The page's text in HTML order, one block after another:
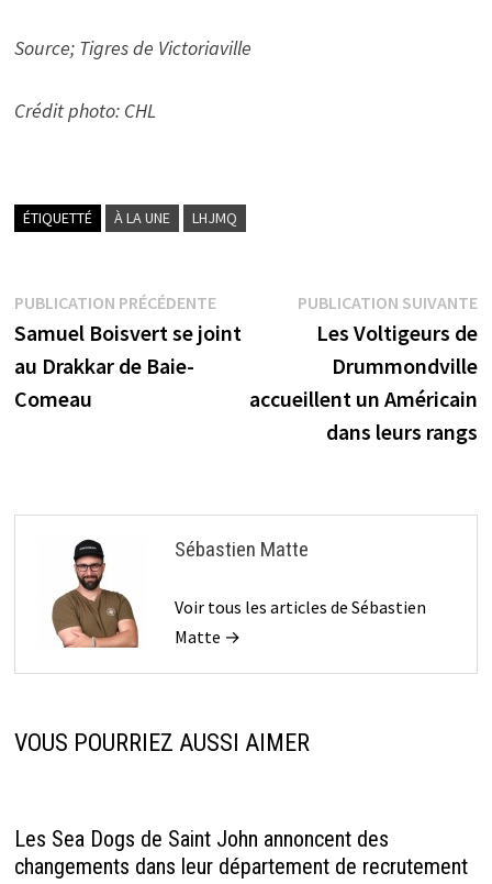
Source; Tigres de Victoriaville
Crédit photo: CHL
ÉTIQUETTÉ À LA UNE LHJMQ
Navigation
de
l’article
PUBLICATION PRÉCÉDENTEPublication
précédente :
Samuel Boisvert se joint
au Drakkar de Baie-
Comeau
PUBLICATION SUIVANTE
Les Voltigeurs de
Drummondville
accueillent un Américain
dans leurs rangs
Sébastien Matte
Voir tous les articles de Sébastien
Matte →
VOUS POURRIEZ AUSSI AIMER
Les Sea Dogs de Saint John annoncent des
changements dans leur département de recrutement